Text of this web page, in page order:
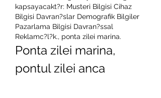
kapsayacakt?r: Musteri Bilgisi Cihaz
Bilgisi Davran?slar Demografik Bilgiler
Pazarlama Bilgisi Davran?ssal
Reklamc?l?k., ponta zilei marina.
Ponta zilei marina,
pontul zilei anca